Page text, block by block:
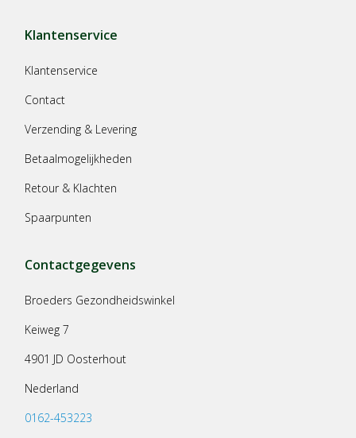
Klantenservice
Klantenservice
Contact
Verzending & Levering
Betaalmogelijkheden
Retour & Klachten
Spaarpunten
Contactgegevens
Broeders Gezondheidswinkel
Keiweg 7
4901 JD Oosterhout
Nederland
0162-453223